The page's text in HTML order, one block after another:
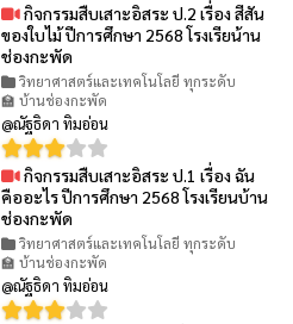
กิจกรรมสืบเสาะอิสระ ป.2 เรื่อง สีสัน
ของใบไม้ ปีการศึกษา 2568 โรงเรียน้าน
ช่องกะพัด
วิทยาศาสตร์และเทคโนโลยี ทุกระดับ
🏫 บ้านช่องกะพัด
@ณัฐธิดา ทิมอ่อน
กิจกรรมสืบเสาะอิสระ ป.1 เรื่อง ฉัน
คืออะไร ปีการศึกษา 2568 โรงเรียนบ้าน
ช่องกะพัด
วิทยาศาสตร์และเทคโนโลยี ทุกระดับ
🏫 บ้านช่องกะพัด
@ณัฐธิดา ทิมอ่อน